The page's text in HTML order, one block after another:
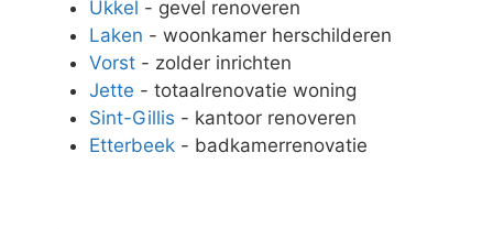
Ukkel - gevel renoveren
Laken - woonkamer herschilderen
Vorst - zolder inrichten
Jette - totaalrenovatie woning
Sint-Gillis - kantoor renoveren
Etterbeek - badkamerrenovatie